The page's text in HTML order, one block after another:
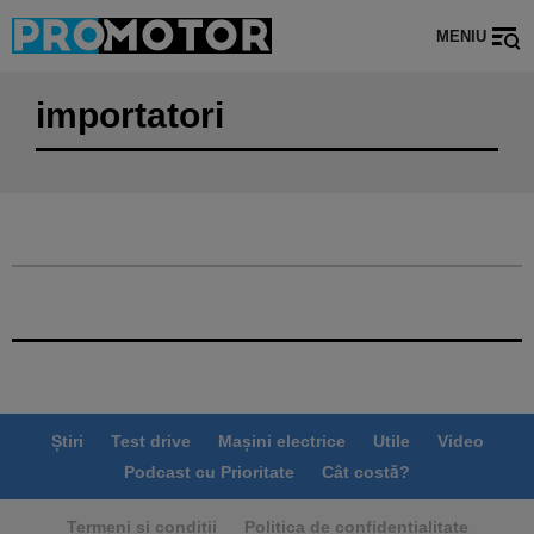
MENIU
importatori
Știri Test drive Mașini electrice Utile
Video
Podcast cu Prioritate
Cât costă?
Termeni si conditii
Politica de confidentialitate